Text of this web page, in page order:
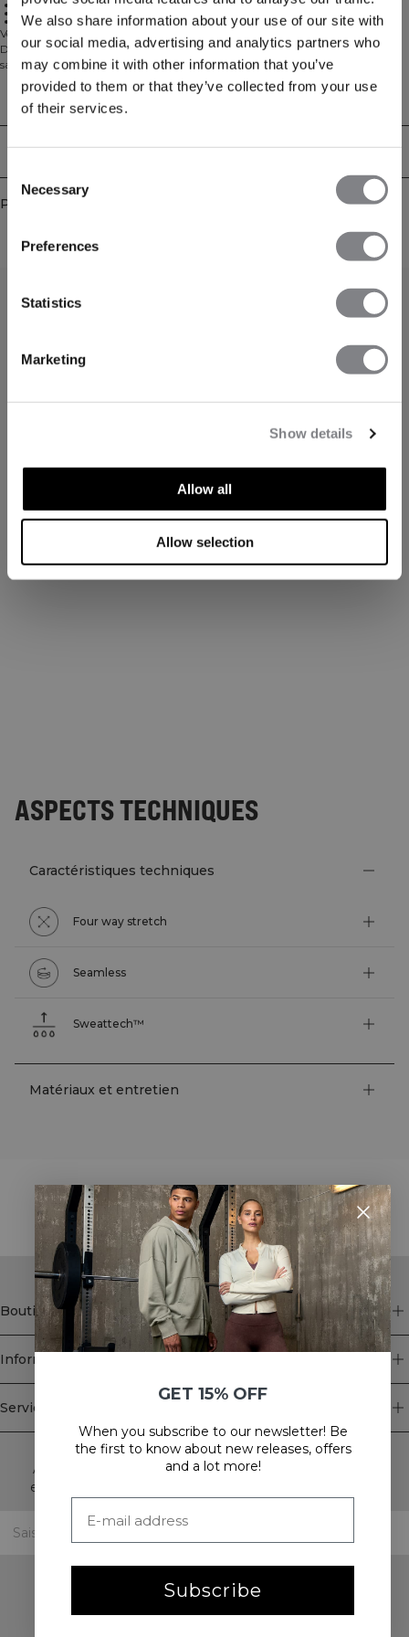
We also share information about your use of our site with
our social media, advertising and analytics partners who
may combine it with other information that you’ve
provided to them or that they’ve collected from your use
of their services.
Selection
Necessary
Preferences
Statistics
Marketing
Show details
Allow all
Allow selection
High waist for a perfect fit
Full-length coverage
ICIW logo at the front
Vous l'avez demandé, nous l'avons livré. Notre collection la plus populaire,
Define Seamless, est maintenant disponible en version côtelée. Le matériau
sans coutures est doux, extensible et souple, ce qui donne un vêtement avec
une excellente mobilité et un ajustement parfait. Les leggings, brassières de
sport et hauts dans plusieurs couleurs tendance font de la collection Define
Seamless la ligne de vêtements d'entraînement incontournable pour de
nombreux types d'exercices différents. 92% Nylon, 8% Elastan.
Aspects techniques
Livraison & retours
Produits similaires
ASPECTS TECHNIQUES
Caractéristiques techniques
Four way stretch
Seamless
Sweattech™
Matériaux et entretien
STYLE WITH
Boutique
Information
Service client
Newsletter
Abonnez-vous à notre newsletter! Recevez des offres
exclusives, nos dernières nouvelles et bien plus encore.
GET 15% OFF
When you subscribe to our newsletter! Be
the first to know about new releases, offers
and a lot more!
Subscribe